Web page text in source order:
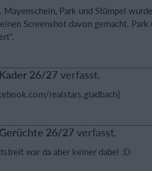
Park und Stümpel
Screenshot davon gemacht.
Kader 26/27 verfasst.
realstars.gladbach]
Gerüchte 26/27 verfasst.
war da aber keiner dabei :D